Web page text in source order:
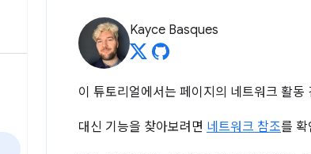
Kayce Basques
이 튜토리얼에서는 페이지의 네트워크 활
대신 기능을 찾아보려면 네트워크 참조를 확